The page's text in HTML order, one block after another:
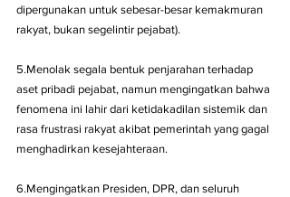
dipergunakan untuk sebesar-besar kemakmuran
rakyat, bukan segelintir pejabat).
5.Menolak segala bentuk penjarahan terhadap
aset pribadi pejabat, namun mengingatkan bahwa
fenomena ini lahir dari ketidakadilan sistemik dan
rasa frustrasi rakyat akibat pemerintah yang gagal
menghadirkan kesejahteraan.
6.Mengingatkan Presiden, DPR, dan seluruh